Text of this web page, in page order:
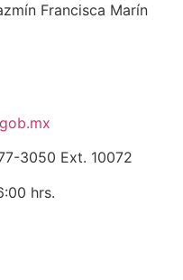
Francisca Marín
3050 Ext. 10072
hrs.